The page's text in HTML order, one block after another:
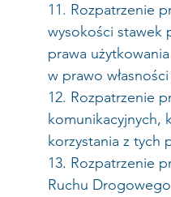
11. Rozpatrzenie
wysokości stawek
prawa
w prawo
12. Rozpatrzenie
komunikacyjnych,
korzystania z tych
13. Rozpatrzenie
Ruchu